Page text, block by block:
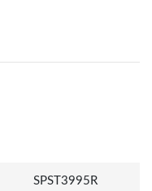
SPST3995R